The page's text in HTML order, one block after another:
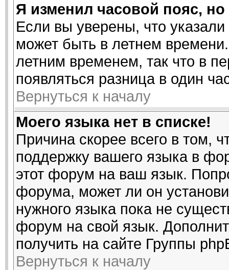
Я изменил часовой пояс,
Если вы уверены, что
может быть в летнем
летним временем, так что в
появляться разница в один
Вернуться к началу
Моего языка нет в списке!
Причина скорее всего в том,
поддержку вашего языка в
этот форум на ваш язык.
форума, может ли он
нужного языка пока не
форум на свой язык.
получить на сайте Группы
Вернуться к началу